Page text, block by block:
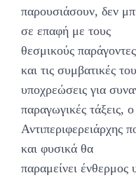
παρουσιάσουν, δεν
σε επαφή με τους
θεσμικούς
και τις συμβατικές
υποχρεώσεις για
παραγωγικές τάξεις,
Αντιπεριφερειάρχης
και φυσικά θα
παραμείνει ένθερμος